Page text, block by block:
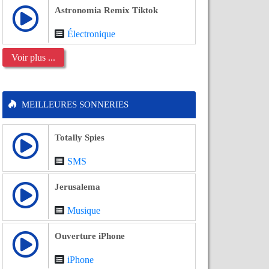
Astronomia Remix Tiktok
Électronique
Voir plus ...
MEILLEURES SONNERIES
Totally Spies
SMS
Jerusalema
Musique
Ouverture iPhone
iPhone